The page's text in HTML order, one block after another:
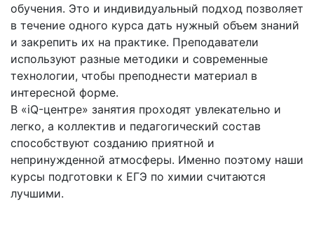
обучения. Это и индивидуальный подход позволяет
в течение одного курса дать нужный объем знаний
и закрепить их на практике. Преподаватели
используют разные методики и современные
технологии, чтобы преподнести материал в
интересной форме.
В «iQ-центре» занятия проходят увлекательно и
легко, а коллектив и педагогический состав
способствуют созданию приятной и
непринужденной атмосферы. Именно поэтому наши
курсы подготовки к ЕГЭ по химии считаются
лучшими.